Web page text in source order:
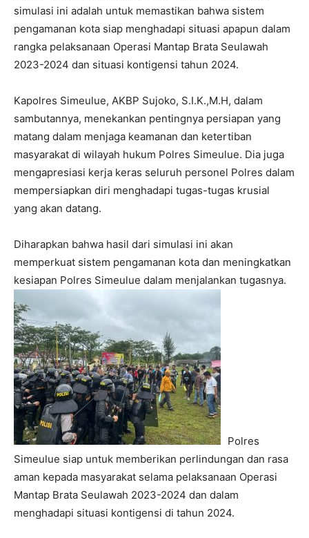
simulasi ini adalah untuk memastikan bahwa sistem
pengamanan kota siap menghadapi situasi apapun dalam
rangka pelaksanaan Operasi Mantap Brata Seulawah
2023-2024 dan situasi kontigensi tahun 2024.
Kapolres Simeulue, AKBP Sujoko, S.I.K.,M.H, dalam
sambutannya, menekankan pentingnya persiapan yang
matang dalam menjaga keamanan dan ketertiban
masyarakat di wilayah hukum Polres Simeulue. Dia juga
mengapresiasi kerja keras seluruh personel Polres dalam
mempersiapkan diri menghadapi tugas-tugas krusial
yang akan datang.
Diharapkan bahwa hasil dari simulasi ini akan
memperkuat sistem pengamanan kota dan meningkatkan
kesiapan Polres Simeulue dalam menjalankan tugasnya.
Polres
Simeulue siap untuk memberikan perlindungan dan rasa
aman kepada masyarakat selama pelaksanaan Operasi
Mantap Brata Seulawah 2023-2024 dan dalam
menghadapi situasi kontigensi di tahun 2024.